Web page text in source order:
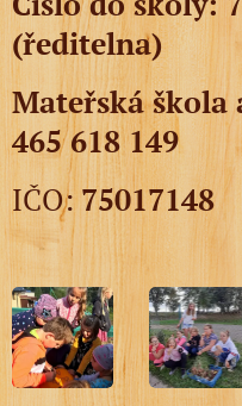
(ředitelna)
Mateřská
465 618 149
IČO:75017148